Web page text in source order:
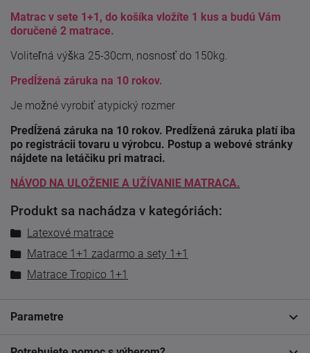
Matrac v sete 1+1, do košíka vložíte 1 kus a budú Vám
doručené 2 matrace.
Voliteľná výška 25-30cm, nosnosť do 150kg.
Predĺžená záruka na 10 rokov.
Je možné vyrobiť atypický rozmer
Predĺžená záruka na 10 rokov. Predĺžená záruka platí iba
po registrácii tovaru u výrobcu. Postup a webové stránky
nájdete na letáčiku pri matraci.
NÁVOD NA ULOŽENIE A UŽÍVANIE MATRACA.
Produkt sa nachádza v kategóriách:
Latexové matrace
Matrace 1+1 zadarmo a sety 1+1
Matrace Tropico 1+1
Parametre